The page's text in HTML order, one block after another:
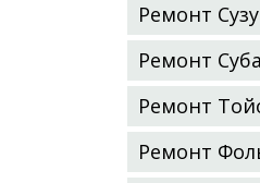
Ремонт
Ремонт
Ремонт
Ремонт